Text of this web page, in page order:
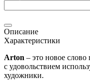
Описание
Характеристики
Arton – это новое
с удовольствием
художники.